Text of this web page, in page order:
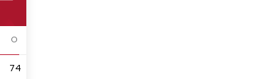
О
74